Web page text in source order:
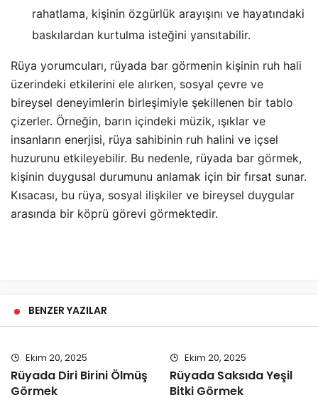
rahatlama, kişinin özgürlük arayışını ve hayatındaki
baskılardan kurtulma isteğini yansıtabilir.
Rüya yorumcuları, rüyada bar görmenin kişinin ruh hali
üzerindeki etkilerini ele alırken, sosyal çevre ve
bireysel deneyimlerin birleşimiyle şekillenen bir tablo
çizerler. Örneğin, barın içindeki müzik, ışıklar ve
insanların enerjisi, rüya sahibinin ruh halini ve içsel
huzurunu etkileyebilir. Bu nedenle, rüyada bar görmek,
kişinin duygusal durumunu anlamak için bir fırsat sunar.
Kısacası, bu rüya, sosyal ilişkiler ve bireysel duygular
arasında bir köprü görevi görmektedir.
BENZER YAZILAR
Ekim 20, 2025
Rüyada Diri Birini Ölmüş
Görmek
Ekim 20, 2025
Rüyada Saksıda Yeşil
Bitki Görmek